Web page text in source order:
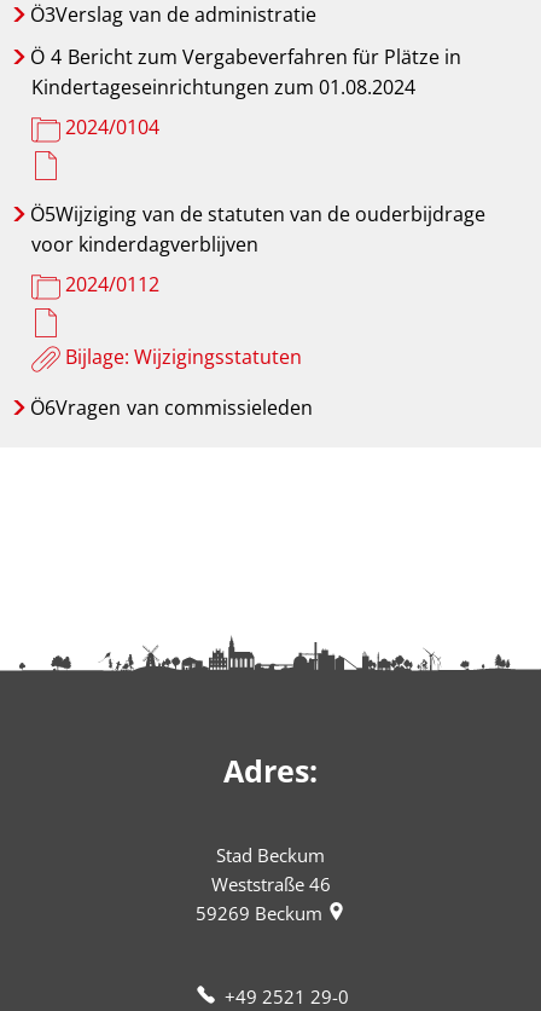
Ö3Verslag van de administratie
Ö 4 Bericht zum Vergabeverfahren für Plätze in
Kindertageseinrichtungen zum 01.08.2024
2024/0104
Ö5Wijziging van de statuten van de ouderbijdrage
voor kinderdagverblijven
2024/0112
Bijlage: Wijzigingsstatuten
Ö6Vragen van commissieleden
Adres:
Stad Beckum
Weststraße 46
59269 Beckum
+49 2521 29-0